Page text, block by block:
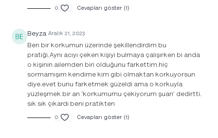
0 Cevapları göster (1)
Beyza Aralık 21, 2023
Ben bir korkumun üzerinde şekillendirdim bu
pratiği.Aynı acıyı çeken kişiyi bulmaya çalışırken bi anda
o kişinin ailemden biri olduğunu farkettim.hiç
sormamışım kendime kim gibi olmaktan korkuyorsun
diye.evet bunu farketmek güzeldi ama o korkuyla
yüzleşmek bir an ‘korkumumu çekiyorum şuan’ dedirtti.
sık sık çıkardı beni pratikten
0 Cevapları göster (1)